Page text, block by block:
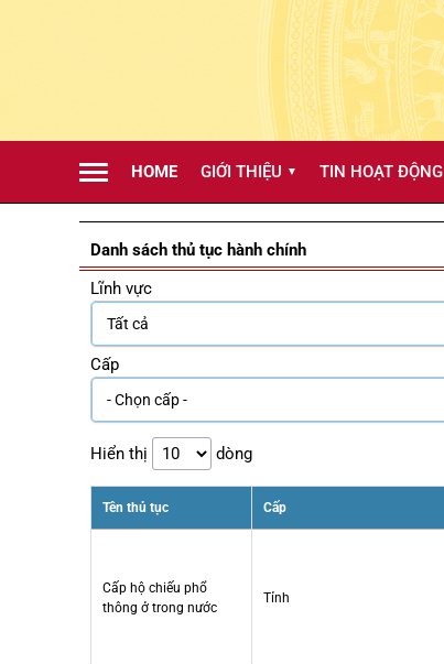
HOME GIỚI THIỆU ▼ TIN HOẠT ĐỘNG
Danh sách thủ tục hành chính
Lĩnh vực
Cấp
Hiển thị dòng
Tên thủ tục Cấp
Cấp hộ chiếu phổ
thông ở trong nước
Tỉnh